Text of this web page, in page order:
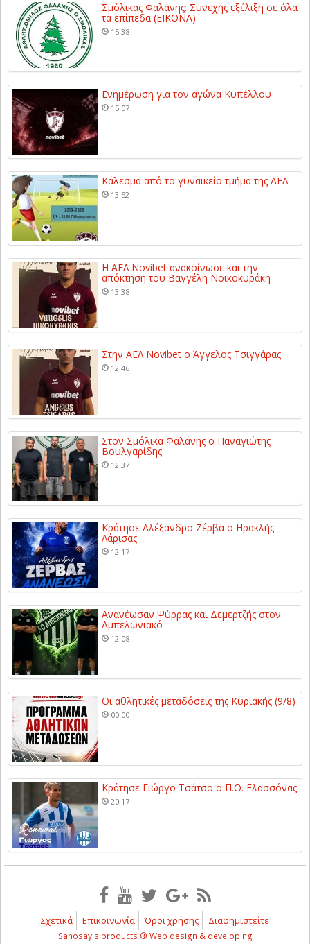
Σμόλικας Φαλάνης: Συνεχής εξέλιξη σε όλα
τα επίπεδα (ΕΙΚΟΝΑ)
15:38
Ενημέρωση για τον αγώνα Κυπέλλου
15:07
Κάλεσμα από το γυναικείο τμήμα της ΑΕΛ
13:52
Η ΑΕΛ Novibet ανακοίνωσε και την
απόκτηση του Βαγγέλη Νοικοκυράκη
13:38
Στην ΑΕΛ Novibet ο Άγγελος Τσιγγάρας
12:46
Στον Σμόλικα Φαλάνης ο Παναγιώτης
Βουλγαρίδης
12:37
Κράτησε Αλέξανδρο Ζέρβα ο Ηρακλής
Λάρισας
12:17
Ανανέωσαν Ψύρρας και Δεμερτζής στον
Αμπελωνιακό
12:08
Οι αθλητικές μεταδόσεις της Κυριακής (9/8)
00:00
Κράτησε Γιώργο Τσάτσο ο Π.Ο. Ελασσόνας
20:17
Σχετικά Επικοινωνία Όροι χρήσης Διαφημιστείτε
Sanosay's products ® Web design & developing